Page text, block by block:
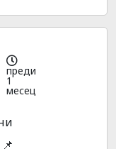
преди
1
месец